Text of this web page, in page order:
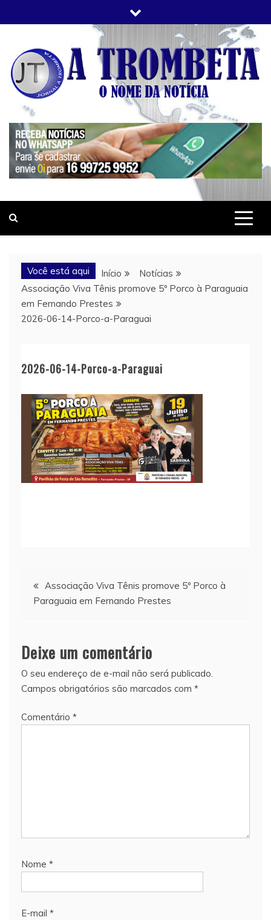
to
JORNAL A TROMBETA
O Nome da Notícia
Você está aqui Início
Notícias
Associação Viva Tênis promove 5º Porco à Paraguaia
em Fernando Prestes
2026-06-14-Porco-a-Paraguai
2026-06-14-Porco-a-Paraguai
Navegação
de
Post
Associação Viva Tênis promove 5º Porco à
Paraguaia em Fernando Prestes
Deixe um comentário
O seu endereço de e-mail não será publicado.
Campos obrigatórios são marcados com *
Comentário *
Nome *
E-mail *